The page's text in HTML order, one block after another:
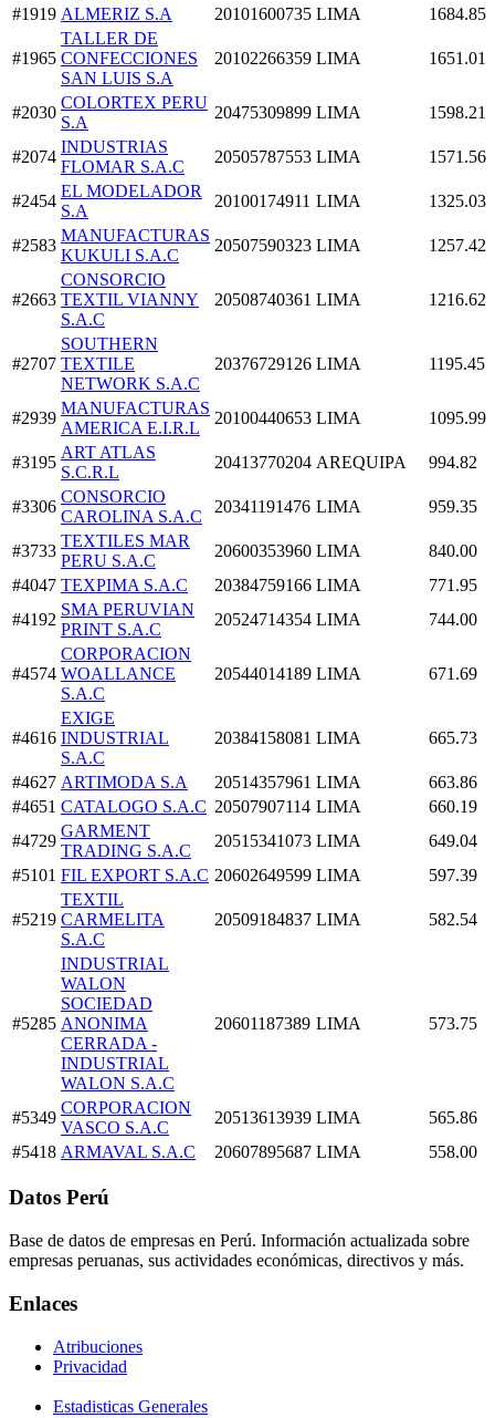
#1919 ALMERIZ S.A 20101600735 LIMA 1684.85
#1965
TALLER DE
CONFECCIONES
SAN LUIS S.A
20102266359 LIMA 1651.01
#2030
COLORTEX PERU
S.A
20475309899 LIMA 1598.21
#2074
INDUSTRIAS
FLOMAR S.A.C
20505787553 LIMA 1571.56
#2454
EL MODELADOR
S.A
20100174911 LIMA 1325.03
#2583
MANUFACTURAS
KUKULI S.A.C
20507590323 LIMA 1257.42
#2663
CONSORCIO
TEXTIL VIANNY
S.A.C
20508740361 LIMA 1216.62
#2707
SOUTHERN
TEXTILE
NETWORK S.A.C
20376729126 LIMA 1195.45
#2939
MANUFACTURAS
AMERICA E.I.R.L
20100440653 LIMA 1095.99
#3195
ART ATLAS
S.C.R.L
20413770204 AREQUIPA 994.82
#3306
CONSORCIO
CAROLINA S.A.C
20341191476 LIMA 959.35
#3733
TEXTILES MAR
PERU S.A.C
20600353960 LIMA
840.00
#4047 TEXPIMA S.A.C 20384759166 LIMA
771.95
#4192
SMA PERUVIAN
PRINT S.A.C
20524714354 LIMA 744.00
#4574
CORPORACION
WOALLANCE
S.A.C
20544014189 LIMA 671.69
#4616
EXIGE
INDUSTRIAL
S.A.C
20384158081 LIMA 665.73
#4627 ARTIMODA S.A 20514357961 LIMA
663.86
#4651 CATALOGO S.A.C 20507907114 LIMA
660.19
#4729
GARMENT
TRADING S.A.C
20515341073 LIMA
649.04
#5101 FIL EXPORT S.A.C 20602649599 LIMA 597.39
#5219
TEXTIL
CARMELITA
S.A.C
20509184837 LIMA 582.54
#5285
INDUSTRIAL
WALON
SOCIEDAD
ANONIMA
CERRADA -
INDUSTRIAL
WALON S.A.C
20601187389 LIMA 573.75
#5349
CORPORACION
VASCO S.A.C
20513613939 LIMA
565.86
#5418 ARMAVAL S.A.C 20607895687 LIMA 558.00
Datos Perú
Base de datos de empresas en Perú. Información actualizada sobre
empresas peruanas, sus actividades económicas, directivos y más.
Enlaces
Atribuciones
Privacidad
Estadisticas Generales